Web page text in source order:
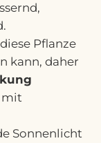
Pflanze
kann, daher
mit
Sonnenlicht